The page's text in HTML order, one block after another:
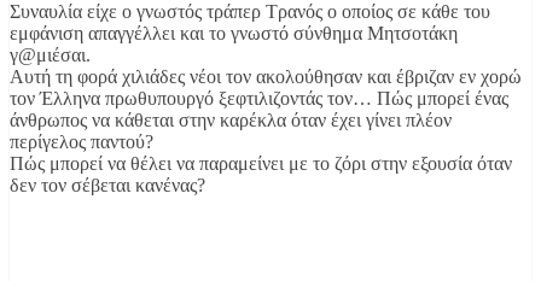
Συναυλία είχε ο γνωστός τράπερ Τρανός ο οποίος σε κάθε του
εμφάνιση απαγγέλλει και το γνωστό σύνθημα Μητσοτάκη
γ@μιέσαι.
Αυτή τη φορά χιλιάδες νέοι τον ακολούθησαν και έβριζαν εν χορώ
τον Έλληνα πρωθυπουργό ξεφτιλιζοντάς τον… Πώς μπορεί ένας
άνθρωπος να κάθεται στην καρέκλα όταν έχει γίνει πλέον
περίγελος παντού?
Πώς μπορεί να θέλει να παραμείνει με το ζόρι στην εξουσία όταν
δεν τον σέβεται κανένας?